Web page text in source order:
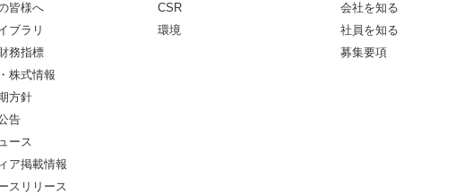
皆様へ
ブラリ
務指標
株式情報
方針
告
ース
ア掲載情報
スリリース
CSR
環境
会社を知る
社員を知る
募集要項